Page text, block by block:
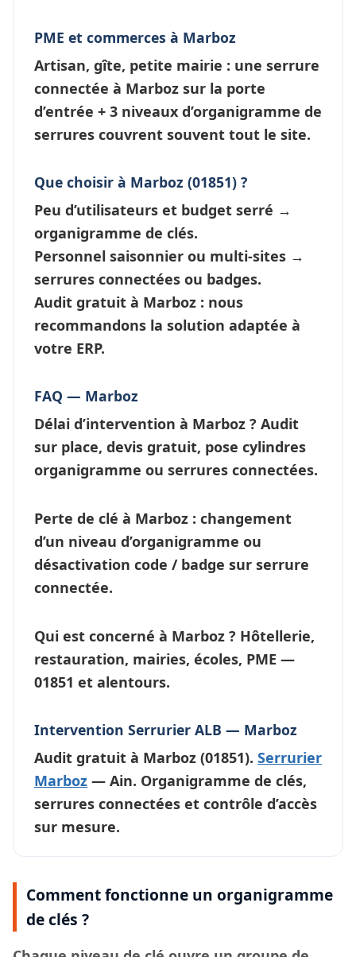
PME et commerces à Marboz
Artisan, gîte, petite mairie : une serrure
connectée à Marboz sur la porte
d’entrée + 3 niveaux d’organigramme de
serrures couvrent souvent tout le site.
Que choisir à Marboz (01851) ?
Peu d’utilisateurs et budget serré →
organigramme de clés.
Personnel saisonnier ou multi-sites →
serrures connectées ou badges.
Audit gratuit à Marboz : nous
recommandons la solution adaptée à
votre ERP.
FAQ — Marboz
Délai d’intervention à Marboz ? Audit
sur place, devis gratuit, pose cylindres
organigramme ou serrures connectées.
Perte de clé à Marboz : changement
d’un niveau d’organigramme ou
désactivation code / badge sur serrure
connectée.
Qui est concerné à Marboz ? Hôtellerie,
restauration, mairies, écoles, PME —
01851 et alentours.
Intervention Serrurier ALB — Marboz
Audit gratuit à Marboz (01851). Serrurier
Marboz — Ain. Organigramme de clés,
serrures connectées et contrôle d’accès
sur mesure.
Comment fonctionne un organigramme
de clés ?